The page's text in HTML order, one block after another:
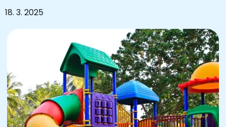
18. 3. 2025